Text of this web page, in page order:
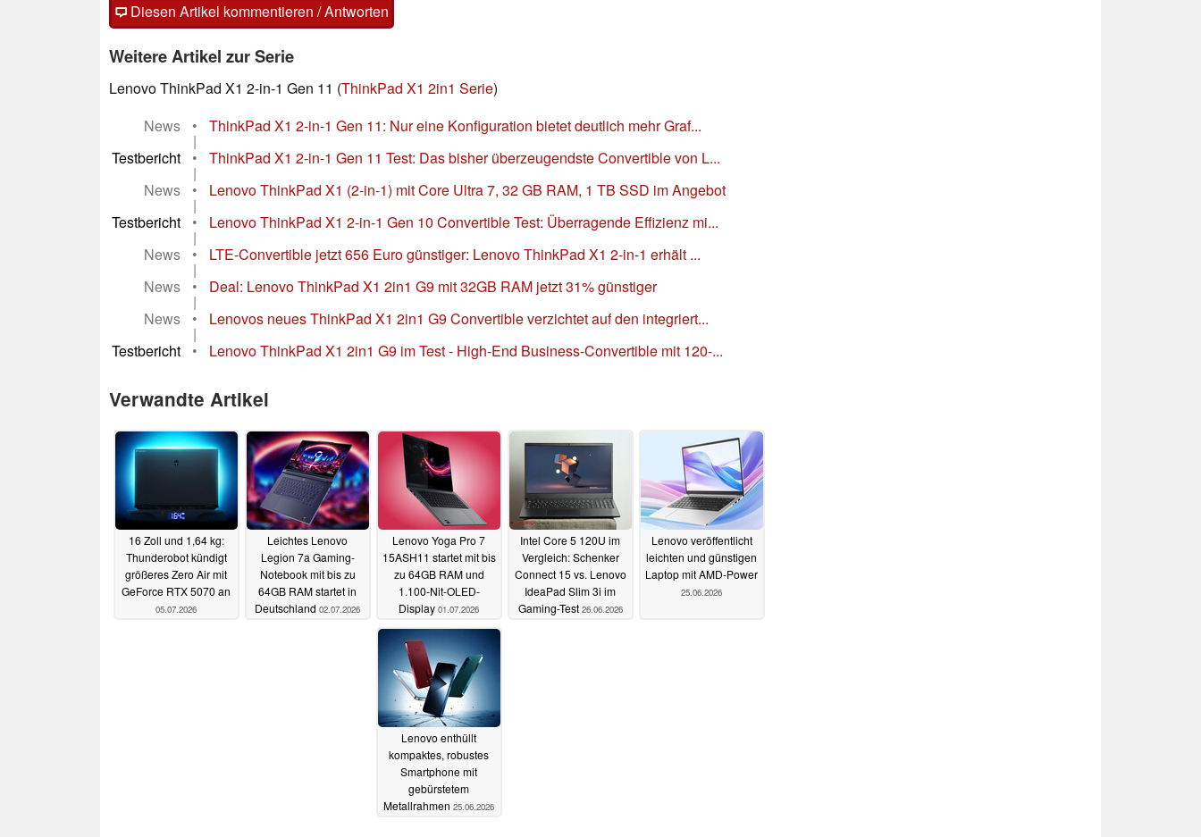
Diesen Artikel kommentieren / Antworten
Weitere Artikel zur Serie
Lenovo ThinkPad X1 2-in-1 Gen 11 (ThinkPad X1 2in1 Serie)
News
• ThinkPad X1 2-in-1 Gen 11: Nur eine Konfiguration bietet deutlich mehr Graf...
|
Testbericht
• ThinkPad X1 2-in-1 Gen 11 Test: Das bisher überzeugendste Convertible von L...
|
News
• Lenovo ThinkPad X1 (2-in-1) mit Core Ultra 7, 32 GB RAM, 1 TB SSD im Angebot
|
Testbericht
• Lenovo ThinkPad X1 2-in-1 Gen 10 Convertible Test: Überragende Effizienz mi...
|
News
• LTE-Convertible jetzt 656 Euro günstiger: Lenovo ThinkPad X1 2-in-1 erhält ...
|
News
• Deal: Lenovo ThinkPad X1 2in1 G9 mit 32GB RAM jetzt 31% günstiger
|
News
• Lenovos neues ThinkPad X1 2in1 G9 Convertible verzichtet auf den integriert...
|
Testbericht
• Lenovo ThinkPad X1 2in1 G9 im Test - High-End Business-Convertible mit 120-...
Verwandte Artikel
16 Zoll und 1,64 kg:
Thunderobot kündigt
größeres Zero Air mit
GeForce RTX 5070 an
05.07.2026
Leichtes Lenovo
Legion 7a Gaming-
Notebook mit bis zu
64GB RAM startet in
Deutschland 02.07.2026
Lenovo Yoga Pro 7
15ASH11 startet mit bis
zu 64GB RAM und
1.100-Nit-OLED-
Display 01.07.2026
Intel Core 5 120U im
Vergleich: Schenker
Connect 15 vs. Lenovo
IdeaPad Slim 3i im
Gaming-Test 26.06.2026
Lenovo veröffentlicht
leichten und günstigen
Laptop mit AMD-Power
25.06.2026
Lenovo enthüllt
kompaktes, robustes
Smartphone mit
gebürstetem
Metallrahmen 25.06.2026